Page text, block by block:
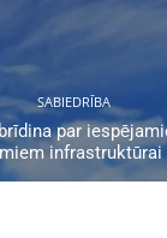
SABIEDRĪBA
par